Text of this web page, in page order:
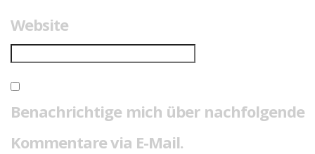
Website
Benachrichtige mich über nachfolgende
Kommentare via E-Mail.